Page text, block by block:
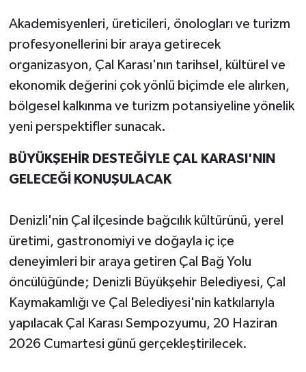
Akademisyenleri, üreticileri, önologları ve turizm
profesyonellerini bir araya getirecek
organizasyon, Çal Karası'nın tarihsel, kültürel ve
ekonomik değerini çok yönlü biçimde ele alırken,
bölgesel kalkınma ve turizm potansiyeline yönelik
yeni perspektifler sunacak.
BÜYÜKŞEHİR DESTEĞİYLE ÇAL KARASI'NIN
GELECEĞİ KONUŞULACAK
Denizli'nin Çal ilçesinde bağcılık kültürünü, yerel
üretimi, gastronomiyi ve doğayla iç içe
deneyimleri bir araya getiren Çal Bağ Yolu
öncülüğünde; Denizli Büyükşehir Belediyesi, Çal
Kaymakamlığı ve Çal Belediyesi'nin katkılarıyla
yapılacak Çal Karası Sempozyumu, 20 Haziran
2026 Cumartesi günü gerçekleştirilecek.